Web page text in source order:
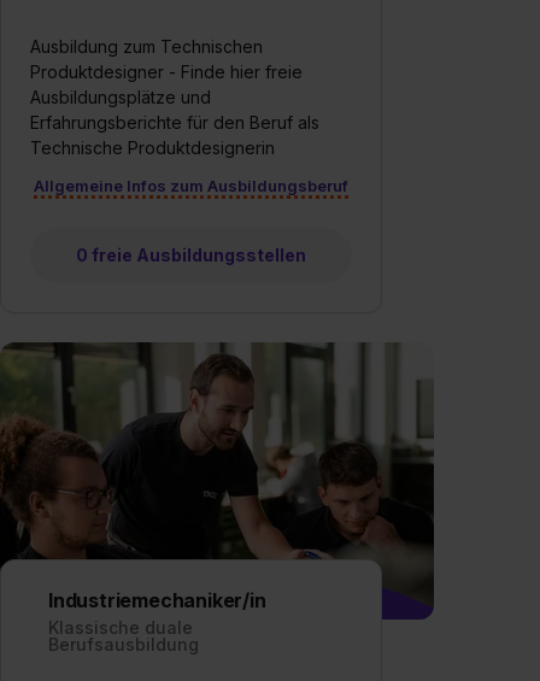
Ausbildung zum Technischen
Produktdesigner - Finde hier freie
Ausbildungsplätze und
Erfahrungsberichte für den Beruf als
Technische Produktdesignerin
Allgemeine Infos zum Ausbildungsberuf
0 freie Ausbildungsstellen
Industriemechaniker/in
Klassische duale
Berufsausbildung